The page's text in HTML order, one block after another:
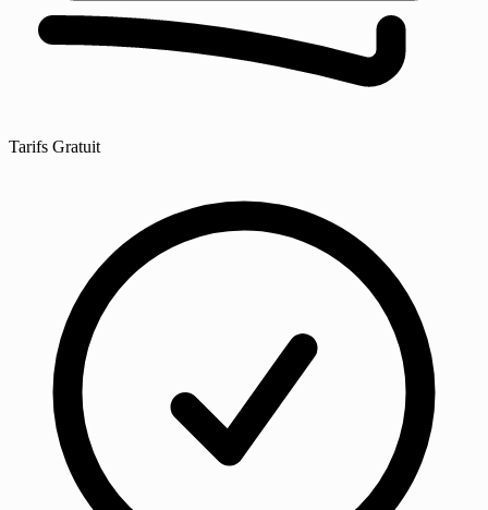
Tarifs Gratuit